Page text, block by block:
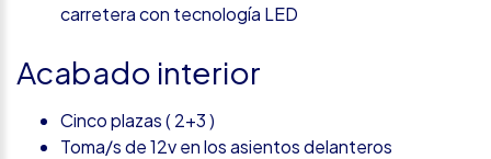
carretera con tecnología LED
Acabado interior
Cinco plazas ( 2+3 )
Toma/s de 12v en los asientos delanteros